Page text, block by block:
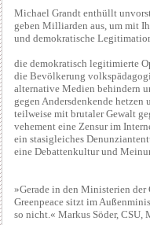
Michael Grandt enthüllt
geben Milliarden aus, um mit
und demokratische
die demokratisch legitimierte
die Bevölkerung
alternative Medien behindern
gegen Andersdenkende hetzen
teilweise mit brutaler Gewalt
vehement eine Zensur im
ein stasigleiches
eine Debattenkultur und
»Gerade in den Ministerien der
Greenpeace sitzt im
so nicht.« Markus Söder,